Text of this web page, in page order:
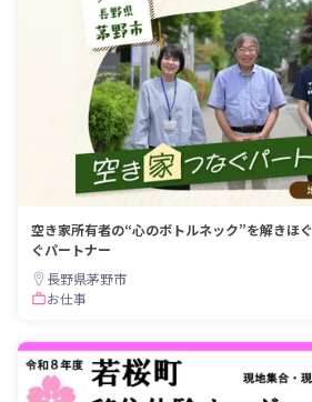
空き家所有者の“心のボトルネック”を解きほ
ぐパートナー
長野県茅野市
お仕事